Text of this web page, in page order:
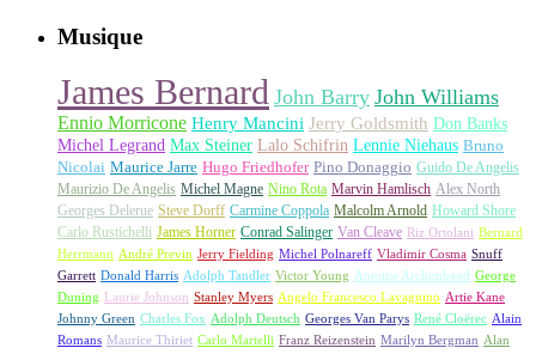
Musique
James Bernard John Barry John Williams
Ennio Morricone Henry Mancini Jerry Goldsmith Don Banks
Michel Legrand Max Steiner Lalo Schifrin Lennie Niehaus Bruno
Nicolai Maurice Jarre Hugo Friedhofer Pino Donaggio Guido De Angelis
Maurizio De Angelis Michel Magne Nino Rota Marvin Hamlisch Alex North
Georges Delerue Steve Dorff Carmine Coppola Malcolm Arnold Howard Shore
Carlo Rustichelli James Horner Conrad Salinger Van Cleave Riz Ortolani Bernard
Herrmann André Previn Jerry Fielding Michel Polnareff Vladimir Cosma Snuff
Garrett Donald Harris Adolph Tandler Victor Young Antoine Archimbaud George
Duning Laurie Johnson Stanley Myers Angelo Francesco Lavagnino Artie Kane
Johnny Green Charles Fox Adolph Deutsch Georges Van Parys René Cloërec Alain
Romans Maurice Thiriet Carlo Martelli Franz Reizenstein Marilyn Bergman Alan